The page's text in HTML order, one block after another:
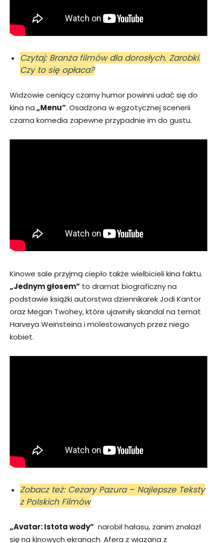
Czytaj: Branża filmów dla dorosłych. Zarobki.
Czy to się opłaca?
Widzowie ceniący czarny humor powinni udać się do
kina na„Menu”. Osadzona w egzotycznej scenerii
czarna komedia zapewne przypadnie im do gustu.
Kinowe sale przyjmą ciepło także wielbicieli kina faktu.
„Jednym głosem” to dramat biograficzny na
podstawie książki autorstwa dziennikarek Jodi Kantor
oraz Megan Twohey, które ujawniły skandal na temat
Harveya Weinsteina i molestowanych przez niego
kobiet.
Zobacz też: Cezary Pazura – Najlepsze Teksty
z Polskich Filmów
„Avatar: Istota wody” narobił hałasu, zanim znalazł
się na kinowych ekranach. Afera z wiazana z